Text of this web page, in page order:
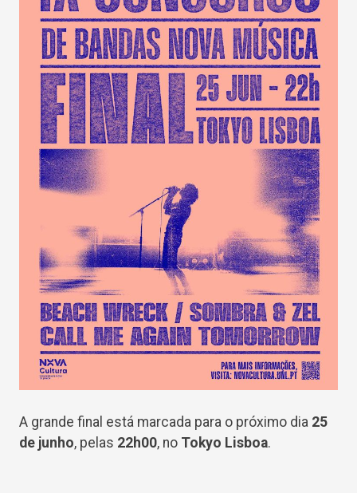
A grande final está marcada para o próximo dia 25
de junho, pelas 22h00, no Tokyo Lisboa.